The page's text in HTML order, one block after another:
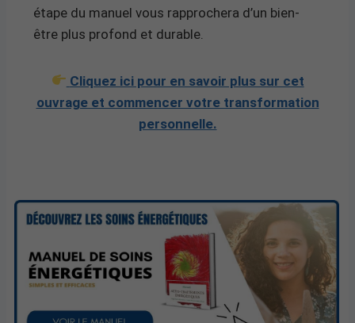
étape du manuel vous rapprochera d’un bien-
être plus profond et durable.
Cliquez ici pour en savoir plus sur cet
ouvrage et commencer votre transformation
personnelle.